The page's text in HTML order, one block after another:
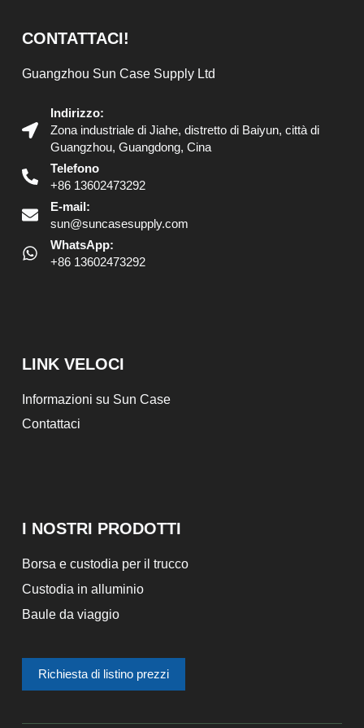
CONTATTACI!
Guangzhou Sun Case Supply Ltd
Indirizzo:
Zona industriale di Jiahe, distretto di Baiyun, città di
Guangzhou, Guangdong, Cina
Telefono
+86 13602473292
E-mail:
sun@suncasesupply.com
WhatsApp:
+86 13602473292
LINK VELOCI
Informazioni su Sun Case
Contattaci
I NOSTRI PRODOTTI
Borsa e custodia per il trucco
Custodia in alluminio
Baule da viaggio
Richiesta di listino prezzi